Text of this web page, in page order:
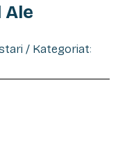
Ale
/ Kategoriat: